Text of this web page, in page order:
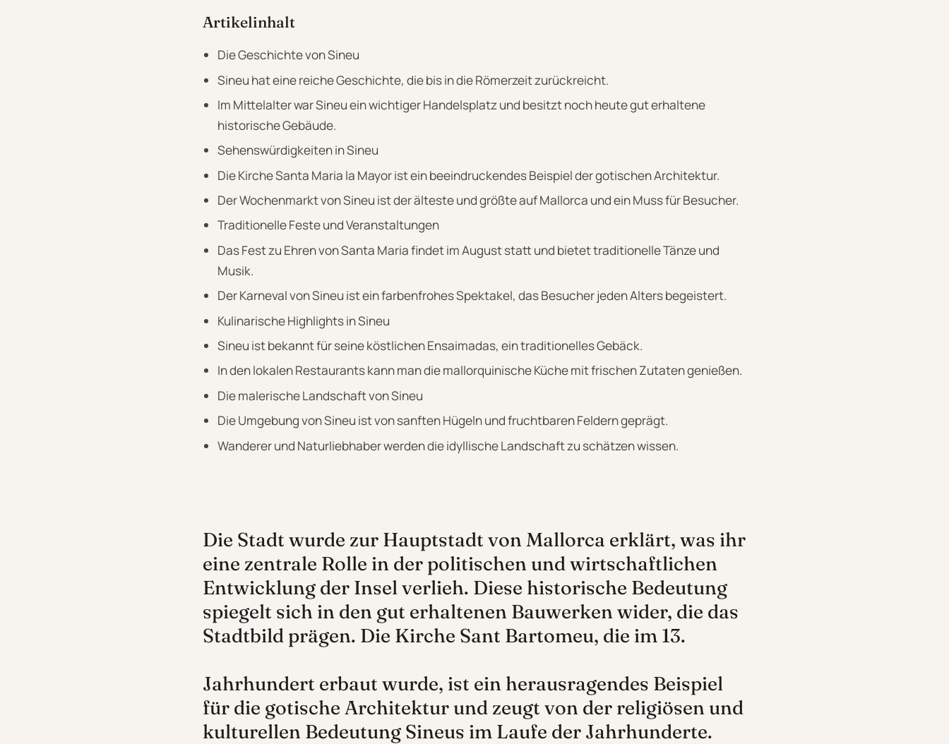
Artikelinhalt
Die Geschichte von Sineu
Sineu hat eine reiche Geschichte, die bis in die Römerzeit zurückreicht.
Im Mittelalter war Sineu ein wichtiger Handelsplatz und besitzt noch heute gut erhaltene
historische Gebäude.
Sehenswürdigkeiten in Sineu
Die Kirche Santa Maria la Mayor ist ein beeindruckendes Beispiel der gotischen Architektur.
Der Wochenmarkt von Sineu ist der älteste und größte auf Mallorca und ein Muss für Besucher.
Traditionelle Feste und Veranstaltungen
Das Fest zu Ehren von Santa Maria findet im August statt und bietet traditionelle Tänze und
Musik.
Der Karneval von Sineu ist ein farbenfrohes Spektakel, das Besucher jeden Alters begeistert.
Kulinarische Highlights in Sineu
Sineu ist bekannt für seine köstlichen Ensaimadas, ein traditionelles Gebäck.
In den lokalen Restaurants kann man die mallorquinische Küche mit frischen Zutaten genießen.
Die malerische Landschaft von Sineu
Die Umgebung von Sineu ist von sanften Hügeln und fruchtbaren Feldern geprägt.
Wanderer und Naturliebhaber werden die idyllische Landschaft zu schätzen wissen.
Die Stadt wurde zur Hauptstadt von Mallorca erklärt, was ihr
eine zentrale Rolle in der politischen und wirtschaftlichen
Entwicklung der Insel verlieh. Diese historische Bedeutung
spiegelt sich in den gut erhaltenen Bauwerken wider, die das
Stadtbild prägen. Die Kirche Sant Bartomeu, die im 13.
Jahrhundert erbaut wurde, ist ein herausragendes Beispiel
für die gotische Architektur und zeugt von der religiösen und
kulturellen Bedeutung Sineus im Laufe der Jahrhunderte.